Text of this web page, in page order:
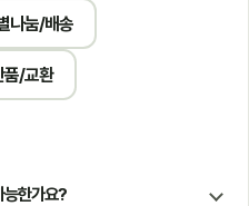
나눔/배송
품/교환
능한가요?